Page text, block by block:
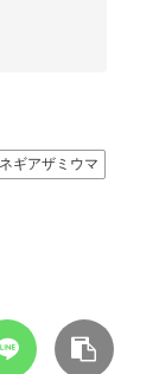
ネギアザミウマ